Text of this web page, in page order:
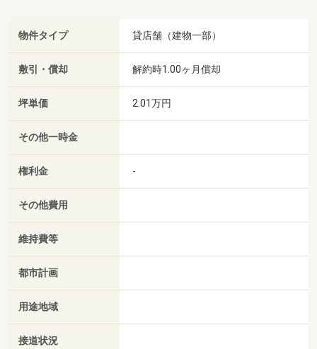
物件タイプ 貸店舗（建物一部）
敷引・償却 解約時1.00ヶ月償却
坪単価 2.01万円
その他一時金
権利金 -
その他費用
維持費等
都市計画
用途地域
接道状況